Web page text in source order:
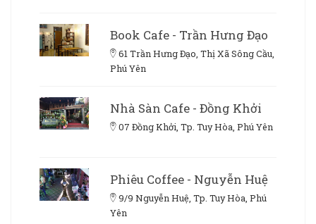
Book Cafe - Trần Hưng Đạo
61 Trần Hưng Đạo, Thị Xã Sông Cầu,
Phú Yên
Nhà Sàn Cafe - Đồng Khởi
07 Đồng Khởi, Tp. Tuy Hòa, Phú Yên
Phiêu Coffee - Nguyễn Huệ
9/9 Nguyễn Huệ, Tp. Tuy Hòa, Phú
Yên